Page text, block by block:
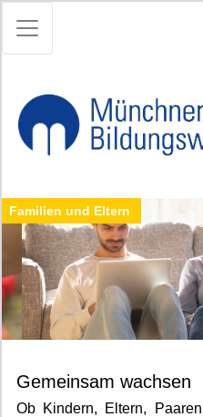
Familien und Eltern
Gemeinsam wachsen
Ob Kindern, Eltern,